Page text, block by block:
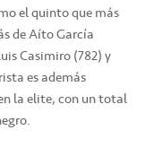
el quinto que más
de Aíto García
Casimiro (782) y
es además
la elite, con un total